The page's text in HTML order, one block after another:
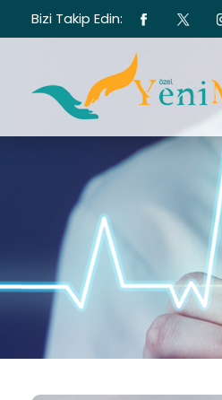
Bizi Takip Edin: